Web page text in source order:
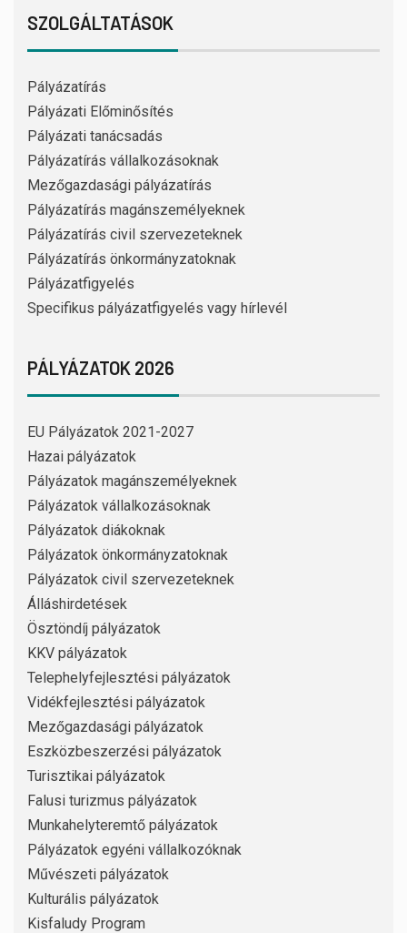
SZOLGÁLTATÁSOK
Pályázatírás
Pályázati Előminősítés
Pályázati tanácsadás
Pályázatírás vállalkozásoknak
Mezőgazdasági pályázatírás
Pályázatírás magánszemélyeknek
Pályázatírás civil szervezeteknek
Pályázatírás önkormányzatoknak
Pályázatfigyelés
Specifikus pályázatfigyelés vagy hírlevél
PÁLYÁZATOK 2026
EU Pályázatok 2021-2027
Hazai pályázatok
Pályázatok magánszemélyeknek
Pályázatok vállalkozásoknak
Pályázatok diákoknak
Pályázatok önkormányzatoknak
Pályázatok civil szervezeteknek
Álláshirdetések
Ösztöndíj pályázatok
KKV pályázatok
Telephelyfejlesztési pályázatok
Vidékfejlesztési pályázatok
Mezőgazdasági pályázatok
Eszközbeszerzési pályázatok
Turisztikai pályázatok
Falusi turizmus pályázatok
Munkahelyteremtő pályázatok
Pályázatok egyéni vállalkozóknak
Művészeti pályázatok
Kulturális pályázatok
Kisfaludy Program